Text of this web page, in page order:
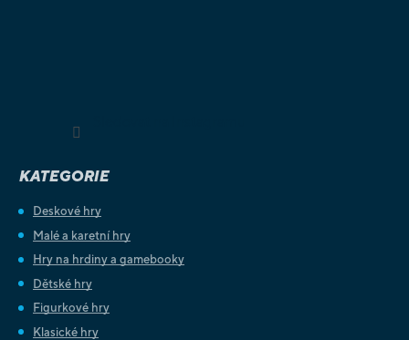
KATEGORIE
Deskové hry
Malé a karetní hry
Hry na hrdiny a gamebooky
Dětské hry
Figurkové hry
Klasické hry